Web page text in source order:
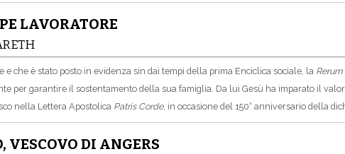
LAVORATORE
e che è stato posto in evidenza sin dai tempi della prima Enciclica sociale, la
per garantire il sostentamento della sua famiglia. Da lui Gesù ha imparato il
nella Lettera Apostolica Patris Corde, in occasione del 150° anniversario della
VESCOVO DI ANGERS